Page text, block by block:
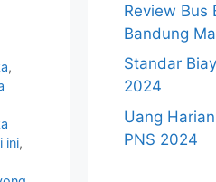
,
ini,
Review Bus
Bandung
Standar
2024
Uang
PNS 2024